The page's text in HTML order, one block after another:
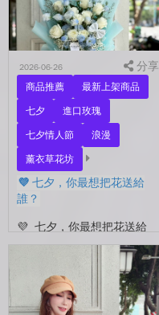
2026-06-26 分享
商品推薦
最新上架商品
七夕
進口玫瑰
七夕情人節
浪漫
薰衣草花坊
💜 七夕，你最想把花送給
誰？
💜 七夕，你最想把花送給
誰？ 是陪你走過每一天的
另一半，是一直默默支持你
的家人，還是那個努力生活
的自己？ 花，不一定要等
到特別的人才能收到。...